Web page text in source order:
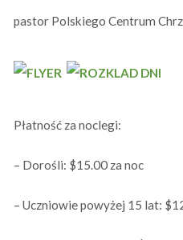
pastor Polskiego Centrum
Płatność za noclegi:
– Dorośli: $15.00 za noc
– Uczniowie powyżej 15 lat: